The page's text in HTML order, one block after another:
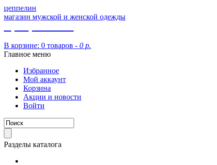
цеппелин
магазин мужской и женской одежды
В корзине: 0 товаров - 0 р.
Главное меню
Избранное
Мой аккаунт
Корзина
Акции и новости
Войти
Разделы каталога